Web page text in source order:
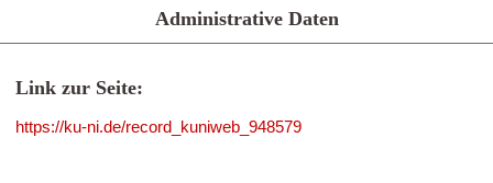
Administrative Daten
Link zur Seite:
https://ku-ni.de/record_kuniweb_948579